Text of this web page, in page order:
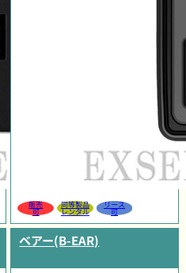
販売
可
同等製品
レンタル
リース
可
ベアー(B-EAR)